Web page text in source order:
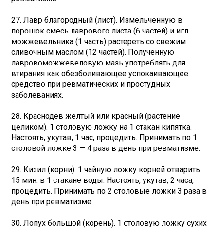
27. Лавр благородный (лист). Измельченную в
порошок смесь лаврового листа (6 частей) и игл
можжевельника (1 часть) растереть со свежим
сливочным маслом (12 частей). Полученную
лавровоможжевеловую мазь употреблять для
втирания как обезболивающее успокаивающее
средство при ревматических и простудных
заболеваниях.
28. Краснодев желтый или красный (растение
целиком). 1 столовую ложку на 1 стакан кипятка.
Настоять, укутав, 1 час, процедить. Принимать по 1
столовой ложке 3 — 4 раза в день при ревматизме.
29. Кизил (корни). 1 чайную ложку корней отварить
15 мин. в 1 стакане воды. Настоять, укутав, 2 часа,
процедить. Принимать по 2 столовые ложки 3 раза в
день при ревматизме.
30. Лопух большой (корень). 1 столовую ложку сухих